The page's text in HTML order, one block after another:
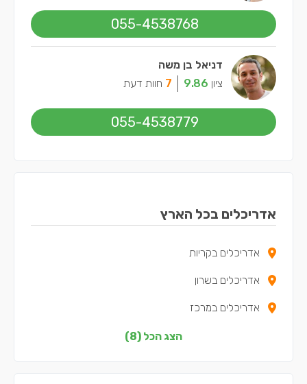
055-4538768
דניאל בן משה
ציון 9.86
7 חוות דעת
055-4538779
אדריכלים בכל הארץ
אדריכלים בקריות
אדריכלים בשרון
אדריכלים במרכז
אדריכלים בדרום
הצג הכל (8)